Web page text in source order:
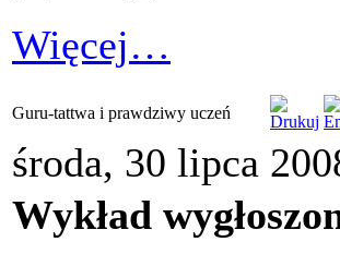
Więcej…
Guru-tattwa i prawdziwy uczeń
środa, 30 lipca
Wykład